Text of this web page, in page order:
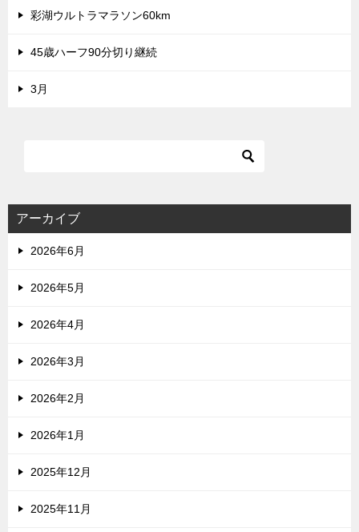
彩湖ウルトラマラソン60km
45歳ハーフ90分切り継続
3月
アーカイブ
2026年6月
2026年5月
2026年4月
2026年3月
2026年2月
2026年1月
2025年12月
2025年11月